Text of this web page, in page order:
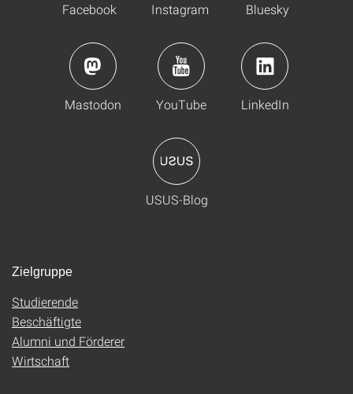
Facebook Instagram Bluesky
Mastodon YouTube LinkedIn
USUS-Blog
Zielgruppe
Studierende
Beschäftigte
Alumni und Förderer
Wirtschaft